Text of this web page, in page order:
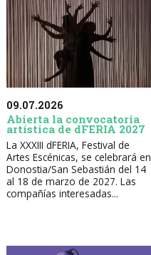
09.07.2026
Abierta la convocatoria
artística de dFERIA 2027
La XXXIII dFERIA, Festival de
Artes Escénicas, se celebrará en
Donostia/San Sebastián del 14
al 18 de marzo de 2027. Las
compañías interesadas...